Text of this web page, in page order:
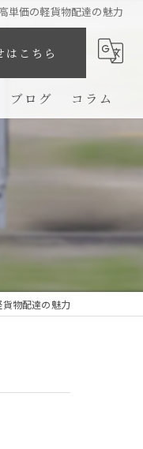
単価の軽貨物配達の魅力
はこちら
ブログ コラム
物配達の魅力